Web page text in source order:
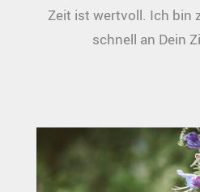
Zeit ist wertvoll. Ich bin
schnell an Dein